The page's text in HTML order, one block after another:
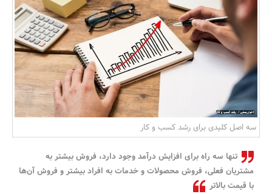
بانک، بیمه و سرمایه
مسکن و ساختمان
سه اصل کلیدی برای رشد کسب و کار
تنها سه راه برای افزایش درآمد وجود دارد، فروش بیشتر به
مشتریان فعلی، فروش محصولات و خدمات به افراد بیشتر و فروش آن‌ها
با قیمت بالاتر